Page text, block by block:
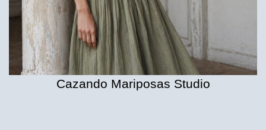
Cazando Mariposas Studio